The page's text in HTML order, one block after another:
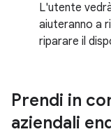
L'utente
aiuteranno a
riparare il
Prendi in
aziendali